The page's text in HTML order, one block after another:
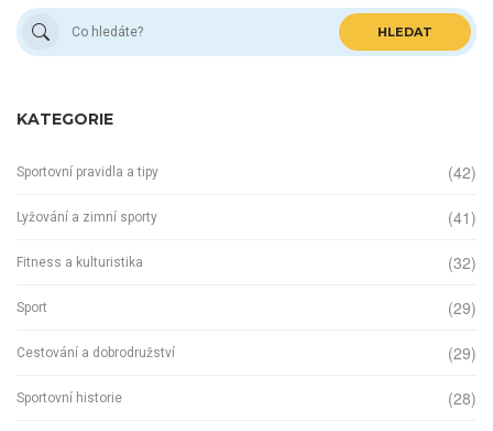
HLEDAT
KATEGORIE
Sportovní pravidla a tipy (42)
Lyžování a zimní sporty (41)
Fitness a kulturistika (32)
Sport (29)
Cestování a dobrodružství (29)
Sportovní historie (28)